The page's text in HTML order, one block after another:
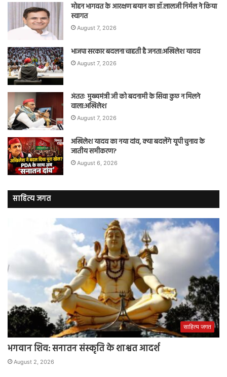
मोहन भागवत के आरक्षण बयान का डॉ.लालजी निर्मल ने किया
स्वागत
August 7, 2026
भाजपा सरकार बदलना चाहती है जनता:अखिलेश यादव
August 7, 2026
अंततः मुख्यमंत्री जी को बदनामी के सिवा कुछ न मिलने
वाला:अखिलेश
August 7, 2026
अखिलेश यादव का नया दांव, क्या बदलेंगे यूपी चुनाव के
जातीय समीकरण?
August 6, 2026
साहित्य जगत
साहित्य जगत
भगवान शिव: सनातन संस्कृति के शाश्वत आदर्श
August 2, 2026